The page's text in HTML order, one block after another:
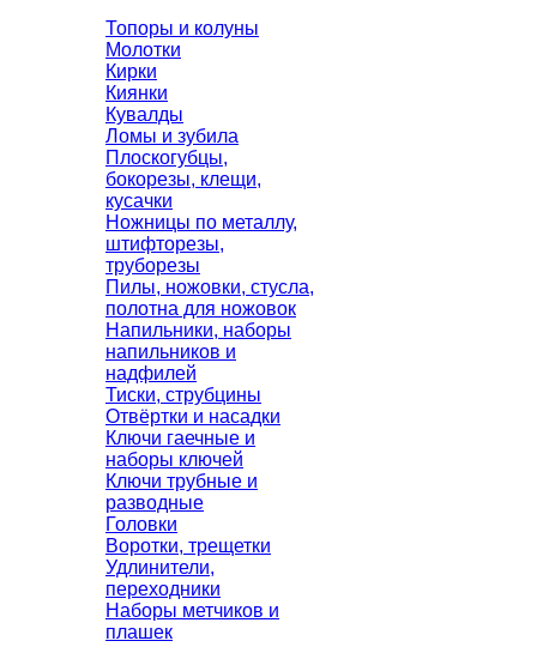
Топоры и колуны
Молотки
Кирки
Киянки
Кувалды
Ломы и зубила
Плоскогубцы,
бокорезы, клещи,
кусачки
Ножницы по металлу,
штифторезы,
труборезы
Пилы, ножовки, стусла,
полотна для ножовок
Напильники, наборы
напильников и
надфилей
Тиски, струбцины
Отвёртки и насадки
Ключи гаечные и
наборы ключей
Ключи трубные и
разводные
Головки
Воротки, трещетки
Удлинители,
переходники
Наборы метчиков и
плашек